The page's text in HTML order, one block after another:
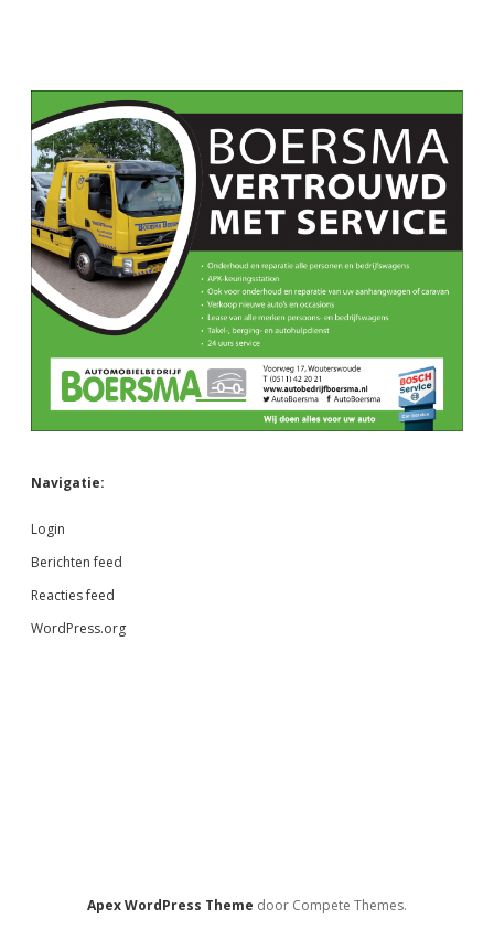
Navigatie:
Login
Berichten feed
Reacties feed
WordPress.org
Apex WordPress Theme door Compete Themes.